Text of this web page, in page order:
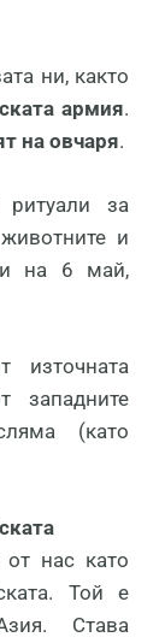
ни, както
армия.
на овчаря.
за
и
на 6 май,
източната
западните
(като
нас като
Той е
Става